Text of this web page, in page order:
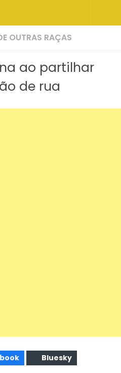
OUTRAS RAÇAS
ao partilhar
de rua
Bluesky